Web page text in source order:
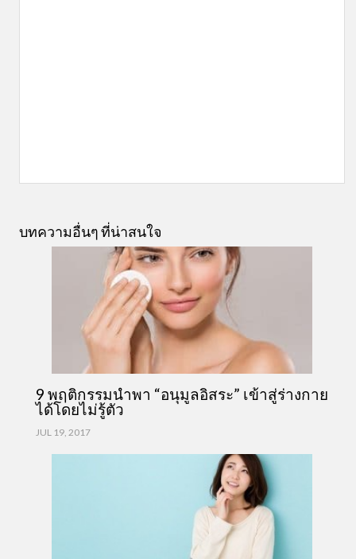
บทความอื่นๆ ที่น่าสนใจ
9 พฤติกรรมนำพา “อนุมูลอิสระ” เข้าสู่ร่างกาย
ได้โดยไม่รู้ตัว
JUL 19, 2017